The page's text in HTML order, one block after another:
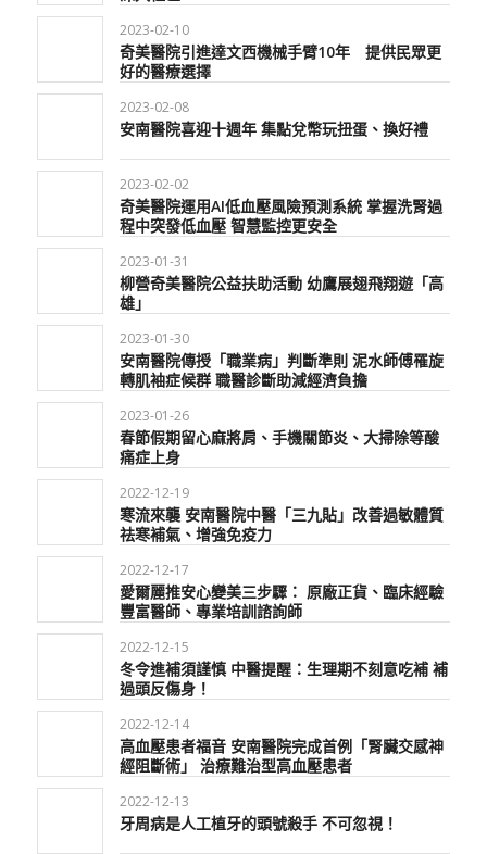
2023-02-10
奇美醫院引進達文西機械手臂10年 提供民眾更
好的醫療選擇
2023-02-08
安南醫院喜迎十週年 集點兌幣玩扭蛋、換好禮
2023-02-02
奇美醫院運用AI低血壓風險預測系統 掌握洗腎過
程中突發低血壓 智慧監控更安全
2023-01-31
柳營奇美醫院公益扶助活動 幼鷹展翅飛翔遊「高
雄」
2023-01-30
安南醫院傳授「職業病」判斷準則 泥水師傅罹旋
轉肌袖症候群 職醫診斷助減經濟負擔
2023-01-26
春節假期留心麻將肩、手機關節炎、大掃除等酸
痛症上身
2022-12-19
寒流來襲 安南醫院中醫「三九貼」改善過敏體質
祛寒補氣、增強免疫力
2022-12-17
愛爾麗推安心變美三步驟： 原廠正貨、臨床經驗
豐富醫師、專業培訓諮詢師
2022-12-15
冬令進補須謹慎 中醫提醒：生理期不刻意吃補 補
過頭反傷身！
2022-12-14
高血壓患者福音 安南醫院完成首例「腎臟交感神
經阻斷術」 治療難治型高血壓患者
2022-12-13
牙周病是人工植牙的頭號殺手 不可忽視！